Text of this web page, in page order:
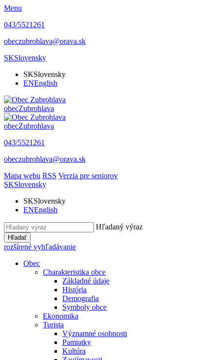
Menu
043/5521261
obeczubrohlava@orava.sk
SKSlovensky
SKSlovensky
ENEnglish
obecZubrohlava
obecZubrohlava
043/5521261
obeczubrohlava@orava.sk
Mapa webu RSS Verzia pre seniorov
SKSlovensky
SKSlovensky
ENEnglish
Hľadaný výraz
Hľadať
rozšírené vyhľadávanie
Obec
Charakteristika obce
Základné údaje
História
Demografia
Symboly obce
Ekonomika
Turista
Významné osobnosti
Pamiatky
Kultúra